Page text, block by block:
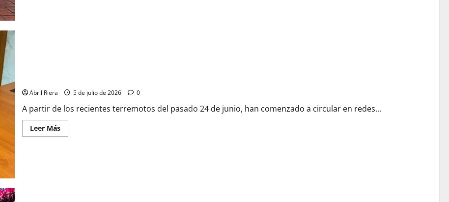
Abril Riera 5 de julio de 2026 0
A partir de los recientes terremotos del pasado 24 de junio, han comenzado a circular en redes...
Leer Más